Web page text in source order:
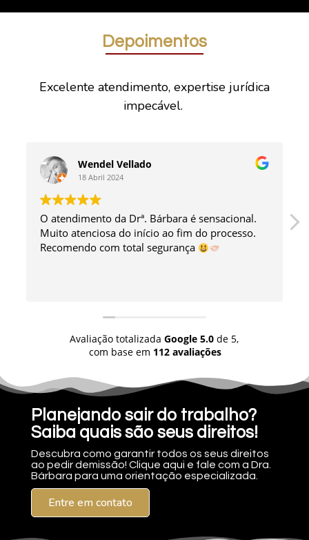
Depoimentos
Excelente atendimento, expertise jurídica
impecável.
Wendel Vellado
18 Abril 2024
O atendimento da Drª. Bárbara é sensacional.
Muito atenciosa do início ao fim do processo.
Recomendo com total segurança
Avaliação totalizada Google 5.0de 5,
com base em 112 avaliações
Planejando sair do trabalho?
Saiba quais são seus direitos!
Descubra como garantir todos os seus direitos
ao pedir demissão! Clique aqui e fale com a Dra.
Bárbara para uma orientação especializada.
Entre em contato